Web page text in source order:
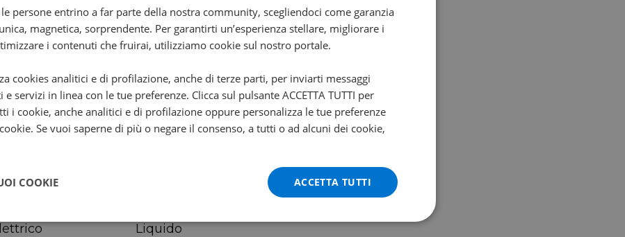
Altezza sella
Liquido
persone entrino a far parte della nostra community, scegliendoci come garanzia
magnetica, sorprendente. Per garantirti un’esperienza stellare, migliorare i
i contenuti che fruirai, utilizziamo cookie sul nostro portale.
cookies analitici e di profilazione, anche di terze parti, per inviarti messaggi
servizi in linea con le tue preferenze. Clicca sul pulsante ACCETTA TUTTI per
i cookie, anche analitici e di profilazione oppure personalizza le tue preferenze
Se vuoi saperne di più o negare il consenso, a tutti o ad alcuni dei cookie,
ACCETTA TUTTI
COOKIE